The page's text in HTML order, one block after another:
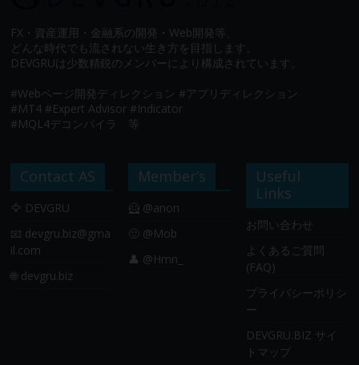
FX・資産運用・金融系の開発・Web開発等、
どんな時代でも流されない生き方を目指します。
DEVGRUは少数精鋭のメンバーにより構成されています。
#Webページ開発ディレクション #アプリディレクション
#MT4 #Expert Advisor #Indicator
#MQL4デコンパイラ 等
Contact AS
🦅 DEVGRU
📧 devgru.biz@gma
il.com
🌐 devgru.biz
Member’s
🦸 @anon
🙂 @Mob
👤 @Hmn_
Useful
Links
お問い合わせ
よくあるご質問
(FAQ)
プライバシーポリシ
ー
DEVGRU.BIZ サイ
トマップ